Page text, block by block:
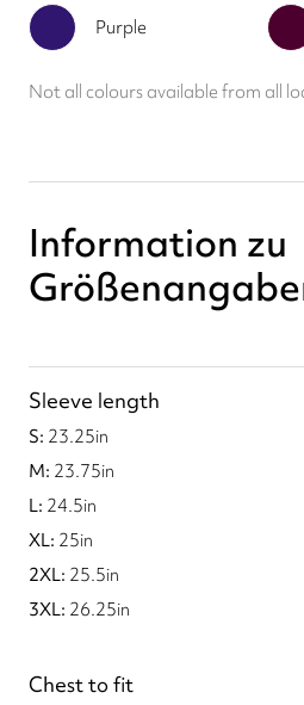
Purple
Not all colours available from all
Information zu
Sleeve length
23.25in
23.75in
24.5in
25in
25.5in
26.25in
Chest to fit